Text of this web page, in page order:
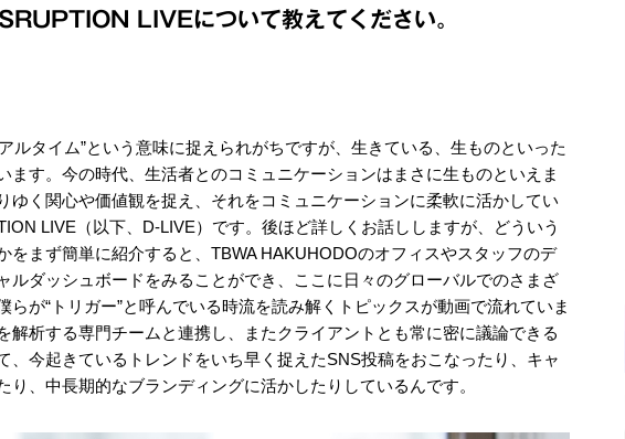
LIVEについて教えてください。
ルタイム”という意味に捉えられがちですが、生きている、生ものといった
ます。今の時代、生活者とのコミュニケーションはまさに生ものといえま
ゆく関心や価値観を捉え、それをコミュニケーションに柔軟に活かしてい
LIVE（以下、D-LIVE）です。後ほど詳しくお話ししますが、どういう
をまず簡単に紹介すると、TBWA HAKUHODOのオフィスやスタッフのデ
ルダッシュボードをみることができ、ここに日々のグローバルでのさまざ
らが“トリガー”と呼んでいる時流を読み解くトピックスが動画で流れていま
解析する専門チームと連携し、またクライアントとも常に密に議論できる
、今起きているトレンドをいち早く捉えたSNS投稿をおこなったり、キャ
り、中長期的なブランディングに活かしたりしているんです。